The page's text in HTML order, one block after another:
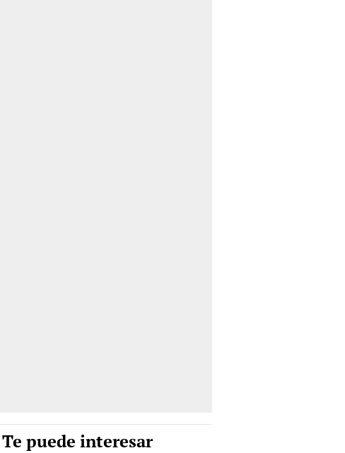
Te puede interesar